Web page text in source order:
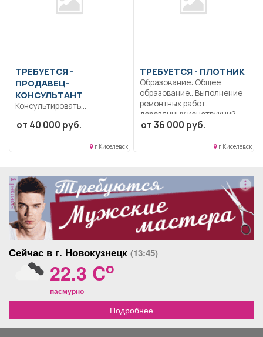
ТРЕБУЕТСЯ -
ПРОДАВЕЦ-
КОНСУЛЬТАНТ
Консультировать
акциям компании.
от 40 000 руб.
г Киселевск
ТРЕБУЕТСЯ - ПЛОТНИК
Образование: Общее
образование.. Выполнение
ремонтных работ
деревянных конструкций
зданий,...
от 36 000 руб.
г Киселевск
реклама
Сейчас в г. Новокузнецк (13:45)
22.3 Co
пасмурно
Подробнее